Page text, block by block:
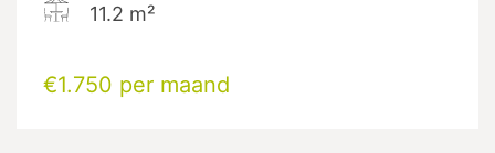
11.2 m²
€1.750 per maand